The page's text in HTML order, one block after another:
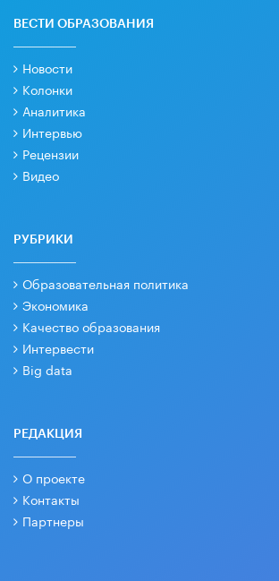
ВЕСТИ ОБРАЗОВАНИЯ
Новости
Колонки
Аналитика
Интервью
Рецензии
Видео
РУБРИКИ
Образовательная политика
Экономика
Качество образования
Интервести
Big data
РЕДАКЦИЯ
О проекте
Контакты
Партнеры